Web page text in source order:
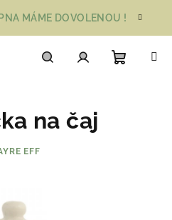
MÁME DOVOLENOU !
na čaj
EFF